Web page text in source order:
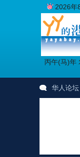
丙午(马)年
2026年
华人论坛